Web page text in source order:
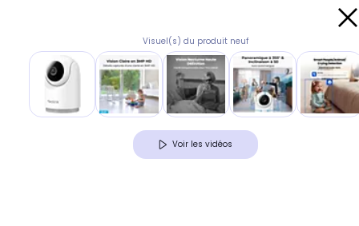
Visuel(s) du produit neuf
Voir les vidéos